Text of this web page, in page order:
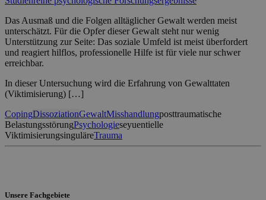
Das Ausmaß und die Folgen alltäglicher Gewalt werden meist
unterschätzt. Für die Opfer dieser Gewalt steht nur wenig
Unterstützung zur Seite: Das soziale Umfeld ist meist überfordert
und reagiert hilflos, professionelle Hilfe ist für viele nur schwer
erreichbar.
In dieser Untersuchung wird die Erfahrung von Gewalttaten
(Viktimisierung) […]
CopingDissoziationGewaltMisshandlungposttraumatische
BelastungsstörungPsychologieseyuentielle
ViktimisierungsinguläreTrauma
Unsere Fachgebiete